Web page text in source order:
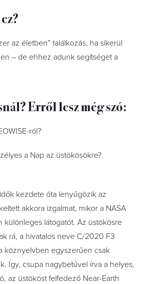
az életben” találkozás, ha sikerül
– de ehhez adunk segítséget a
Erről lesz még szó:
ról?
a Nap az üstökösökre?
kezdete óta lenyűgözik az
akkora izgalmat, mikor a NASA
különleges látogatót. Az üstökösre
rá, a hivatalos neve C/2020 F3
köznyelvben egyszerűen csak
Így, csupa nagybetűvel írva a helyes,
az üstököst felfedező Near-Earth